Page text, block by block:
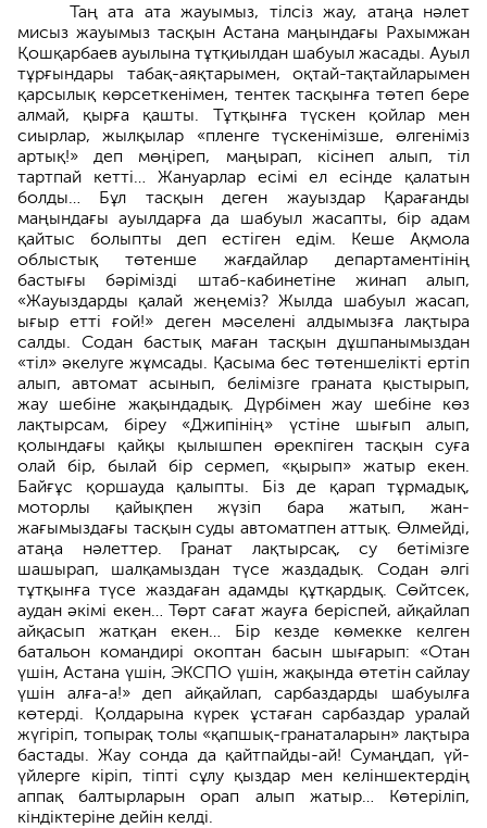
Таң ата ата жауымыз, тілсіз жау, атаңа нәлет
мисыз жауымыз тасқын Астана маңындағы Рахымжан
Қошқарбаев ауылына тұтқиылдан шабуыл жасады. Ауыл
тұрғындары табақ-аяқтарымен, оқтай-тақтайларымен
қарсылық көрсеткенімен, тентек тасқынға төтеп бере
алмай, қырға қашты. Тұтқынға түскен қойлар мен
сиырлар, жылқылар «пленге түскенімізше, өлгеніміз
артық!» деп мөңіреп, маңырап, кісінеп алып, тіл
тартпай кетті… Жануарлар есімі ел есінде қалатын
болды… Бұл тасқын деген жауыздар Қарағанды
маңындағы ауылдарға да шабуыл жасапты, бір адам
қайтыс болыпты деп естіген едім. Кеше Ақмола
облыстық төтенше жағдайлар департаментінің
бастығы бәрімізді штаб-кабинетіне жинап алып,
«Жауыздарды қалай жеңеміз? Жылда шабуыл жасап,
ығыр етті ғой!» деген мәселені алдымызға лақтыра
салды. Содан бастық маған тасқын дұшпанымыздан
«тіл» әкелуге жұмсады. Қасыма бес төтеншелікті ертіп
алып, автомат асынып, белімізге граната қыстырып,
жау шебіне жақындадық. Дүрбімен жау шебіне көз
лақтырсам, біреу «Джипінің» үстіне шығып алып,
қолындағы қайқы қылышпен өрекпіген тасқын суға
олай бір, былай бір сермеп, «қырып» жатыр екен.
Байғұс қоршауда қалыпты. Біз де қарап тұрмадық,
моторлы қайықпен жүзіп бара жатып, жан-
жағымыздағы тасқын суды автоматпен аттық. Өлмейді,
атаңа нәлеттер. Гранат лақтырсақ, су бетімізге
шашырап, шалқамыздан түсе жаздадық. Содан әлгі
тұтқынға түсе жаздаған адамды құтқардық. Сөйтсек,
аудан әкімі екен… Төрт сағат жауға беріспей, айқайлап
айқасып жатқан екен… Бір кезде көмекке келген
батальон командирі окоптан басын шығарып: «Отан
үшін, Астана үшін, ЭКСПО үшін, жақында өтетін сайлау
үшін алға-а!» деп айқайлап, сарбаздарды шабуылға
көтерді. Қолдарына күрек ұстаған сарбаздар уралай
жүгіріп, топырақ толы «қапшық-гранаталарын» лақтыра
бастады. Жау сонда да қайтпайды-ай! Сумаңдап, үй-
үйлерге кіріп, тіпті сұлу қыздар мен келіншектердің
аппақ балтырларын орап алып жатыр… Көтеріліп,
кіндіктеріне дейін келді.